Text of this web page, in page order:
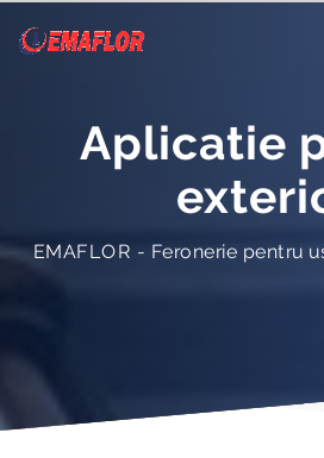
Aplicatie
EMAFLOR - Feronerie pentru